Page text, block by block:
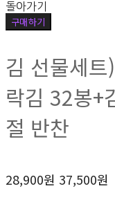
돌아가기
구매하기
김 선물세
락김 32봉+
절 반찬
28,900원 37,500원